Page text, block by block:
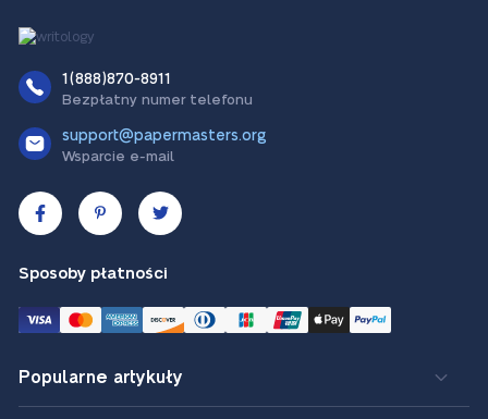
1(888)870-8911
Bezpłatny numer telefonu
support@papermasters.org
Wsparcie e-mail
Sposoby płatności
Popularne artykuły